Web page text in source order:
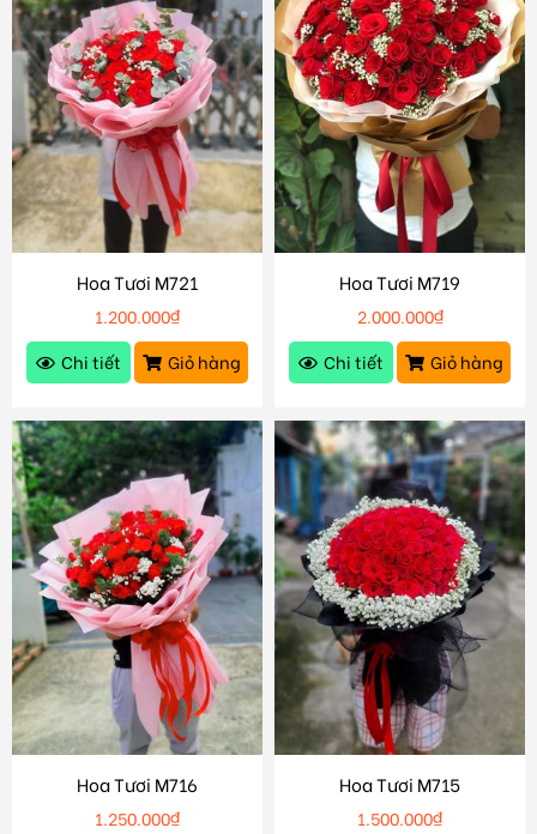
Hoa Tươi M721
1.200.000₫
Chi tiết
Giỏ hàng
Hoa Tươi M719
2.000.000₫
Chi tiết
Giỏ hàng
Hoa Tươi M716
1.250.000₫
Hoa Tươi M715
1.500.000₫